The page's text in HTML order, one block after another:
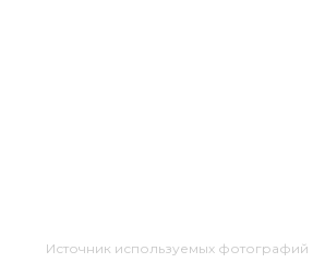
Источник используемых фотографий